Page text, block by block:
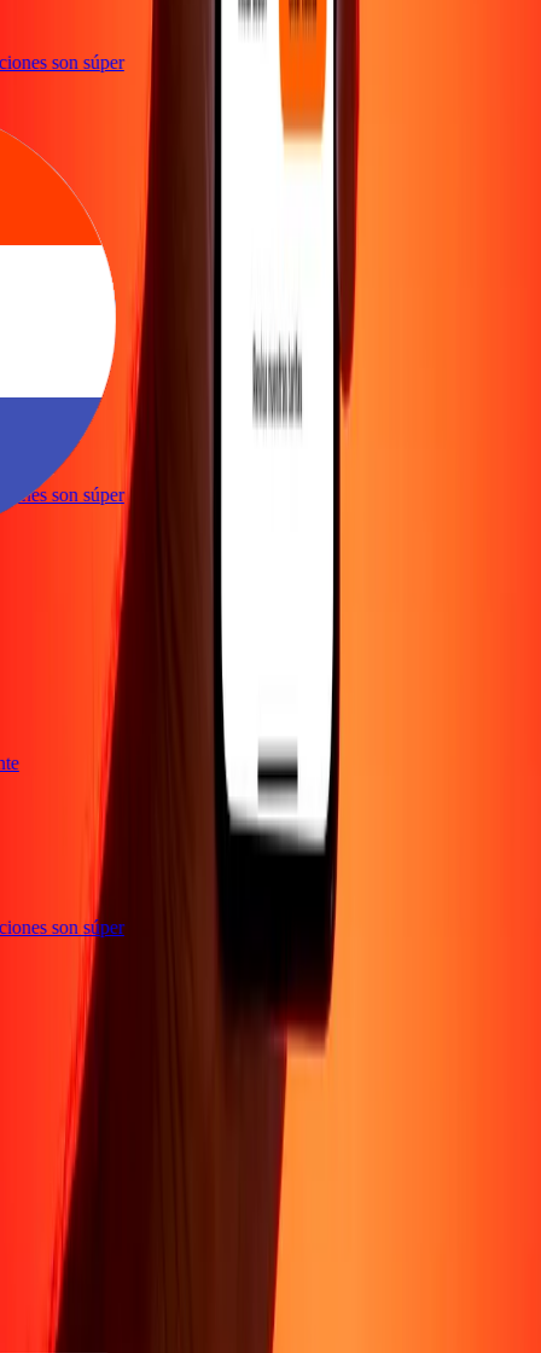
son súper
son súper
son súper
Sobre Nosotros
Acerca de
Conviértete en agente
Soporte
Política de privacidad
Aviso de cookies
condiciones
Centro de ayuda
accesibilidad
Formulario para denunciantes
Síguenos